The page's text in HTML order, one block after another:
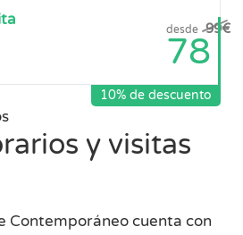
desde 99€
78
10% de descuento
y visitas
Contemporáneo cuenta con